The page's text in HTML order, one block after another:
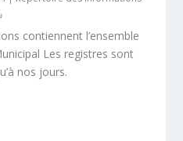
contiennent l’ensemble
Les registres sont
nos jours.